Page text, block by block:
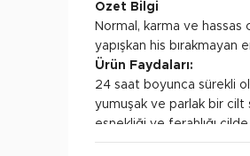
Özet Bilgi
Normal, karma ve hassas
yapışkan his bırakmayan
Ürün Faydaları:
24 saat boyunca sürekli
yumuşak ve parlak bir cilt
esnekliği ve ferahlığı cilde
Kullanım Şekli: